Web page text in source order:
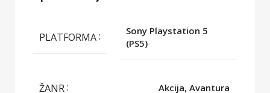
PLATFORMA
Sony Playstation 5
(PS5)
ŽANR Akcija, Avantura